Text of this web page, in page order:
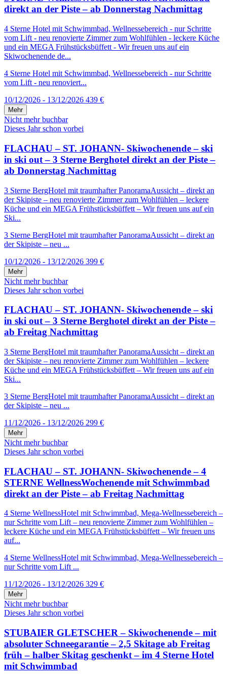
direkt an der Piste – ab Donnerstag Nachmittag
4 Sterne Hotel mit Schwimmbad, Wellnessebereich - nur Schritte
vom Lift - neu renovierte Zimmer zum Wohlfühlen - leckere Küche
und ein MEGA Frühstücksbüffett - Wir freuen uns auf ein
Skiwochenende de...
4 Sterne Hotel mit Schwimmbad, Wellnessebereich - nur Schritte
vom Lift - neu renoviert...
10/12/2026 - 13/12/2026 439 €
Mehr
Nicht mehr buchbar
Dieses Jahr schon vorbei
FLACHAU – ST. JOHANN- Skiwochenende – ski
in ski out – 3 Sterne Berghotel direkt an der Piste –
ab Donnerstag Nachmittag
3 Sterne BergHotel mit traumhafter PanoramaAussicht – direkt an
der Skipiste – neu renovierte Zimmer zum Wohlfühlen – leckere
Küche und ein MEGA Frühstücksbüffett – Wir freuen uns auf ein
Ski...
3 Sterne BergHotel mit traumhafter PanoramaAussicht – direkt an
der Skipiste – neu ...
10/12/2026 - 13/12/2026 399 €
Mehr
Nicht mehr buchbar
Dieses Jahr schon vorbei
FLACHAU – ST. JOHANN- Skiwochenende – ski
in ski out – 3 Sterne Berghotel direkt an der Piste –
ab Freitag Nachmittag
3 Sterne BergHotel mit traumhafter PanoramaAussicht – direkt an
der Skipiste – neu renovierte Zimmer zum Wohlfühlen – leckere
Küche und ein MEGA Frühstücksbüffett – Wir freuen uns auf ein
Ski...
3 Sterne BergHotel mit traumhafter PanoramaAussicht – direkt an
der Skipiste – neu ...
11/12/2026 - 13/12/2026 299 €
Mehr
Nicht mehr buchbar
Dieses Jahr schon vorbei
FLACHAU – ST. JOHANN- Skiwochenende – 4
STERNE WellnessWochenende mit Schwimmbad
direkt an der Piste – ab Freitag Nachmittag
4 Sterne WellnessHotel mit Schwimmbad, Mega-Wellnessebereich –
nur Schritte vom Lift – neu renovierte Zimmer zum Wohlfühlen –
leckere Küche und ein MEGA Frühstücksbüffett – Wir freuen uns
auf...
4 Sterne WellnessHotel mit Schwimmbad, Mega-Wellnessebereich –
nur Schritte vom Lift ...
11/12/2026 - 13/12/2026 329 €
Mehr
Nicht mehr buchbar
Dieses Jahr schon vorbei
STUBAIER GLETSCHER – Skiwochenende – mit
absoluter Schneegarantie – 2,5 Skitage ab Freitag
früh – halber Skitag geschenkt – im 4 Sterne Hotel
mit Schwimmbad